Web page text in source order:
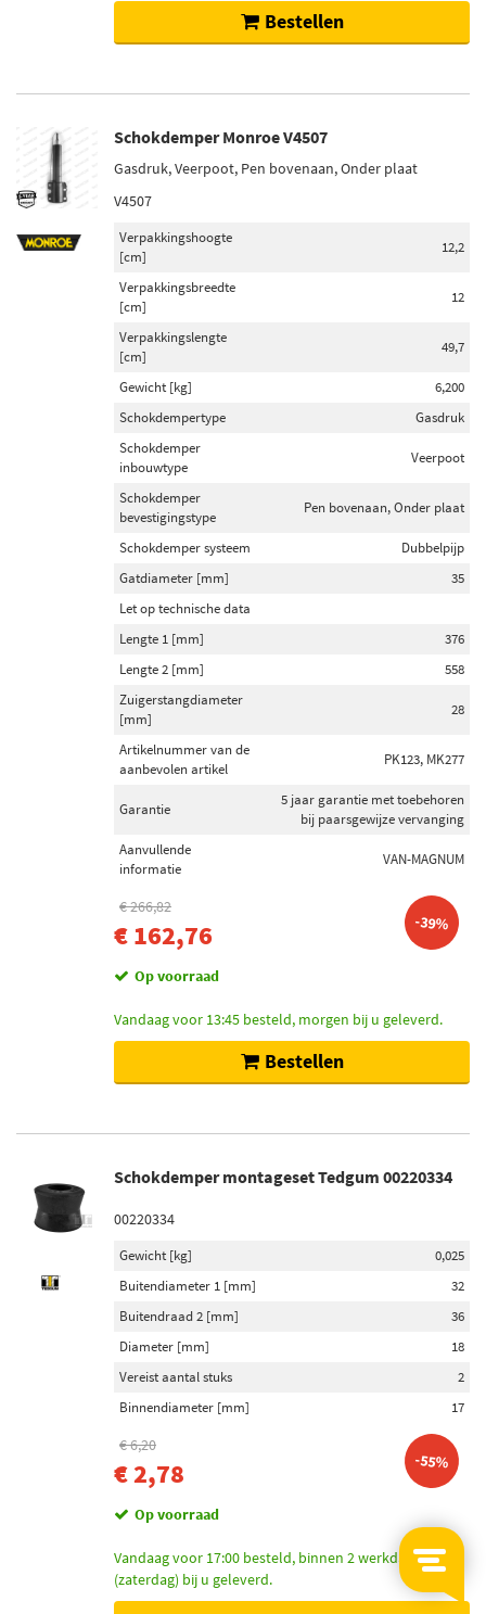
Bestellen
Schokdemper Monroe V4507
Gasdruk, Veerpoot, Pen bovenaan, Onder plaat
V4507
Verpakkingshoogte
[cm]
12,2
Verpakkingsbreedte
[cm]
12
Verpakkingslengte
[cm]
49,7
Gewicht [kg]
6,200
Schokdempertype
Gasdruk
Schokdemper
inbouwtype
Veerpoot
Schokdemper
bevestigingstype
Pen bovenaan, Onder plaat
Schokdemper systeem
Dubbelpijp
Gatdiameter [mm]
35
Let op technische data
Lengte 1 [mm]
376
Lengte 2 [mm]
558
Zuigerstangdiameter
[mm]
28
Artikelnummer van de
aanbevolen artikel
PK123, MK277
Garantie
5 jaar garantie met toebehoren
bij paarsgewijze vervanging
Aanvullende
informatie
VAN-MAGNUM
€ 266,82
€ 162,76 -39%
Op voorraad
Vandaag voor 13:45 besteld, morgen bij u geleverd.
Bestellen
Schokdemper montageset Tedgum 00220334
00220334
Gewicht [kg]
0,025
Buitendiameter 1 [mm]
32
Buitendraad 2 [mm]
36
Diameter [mm]
18
Vereist aantal stuks
2
Binnendiameter [mm]
17
€ 6,20
€ 2,78 -55%
Op voorraad
Vandaag voor 17:00 besteld, binnen 2 werkdagen
(zaterdag) bij u geleverd.